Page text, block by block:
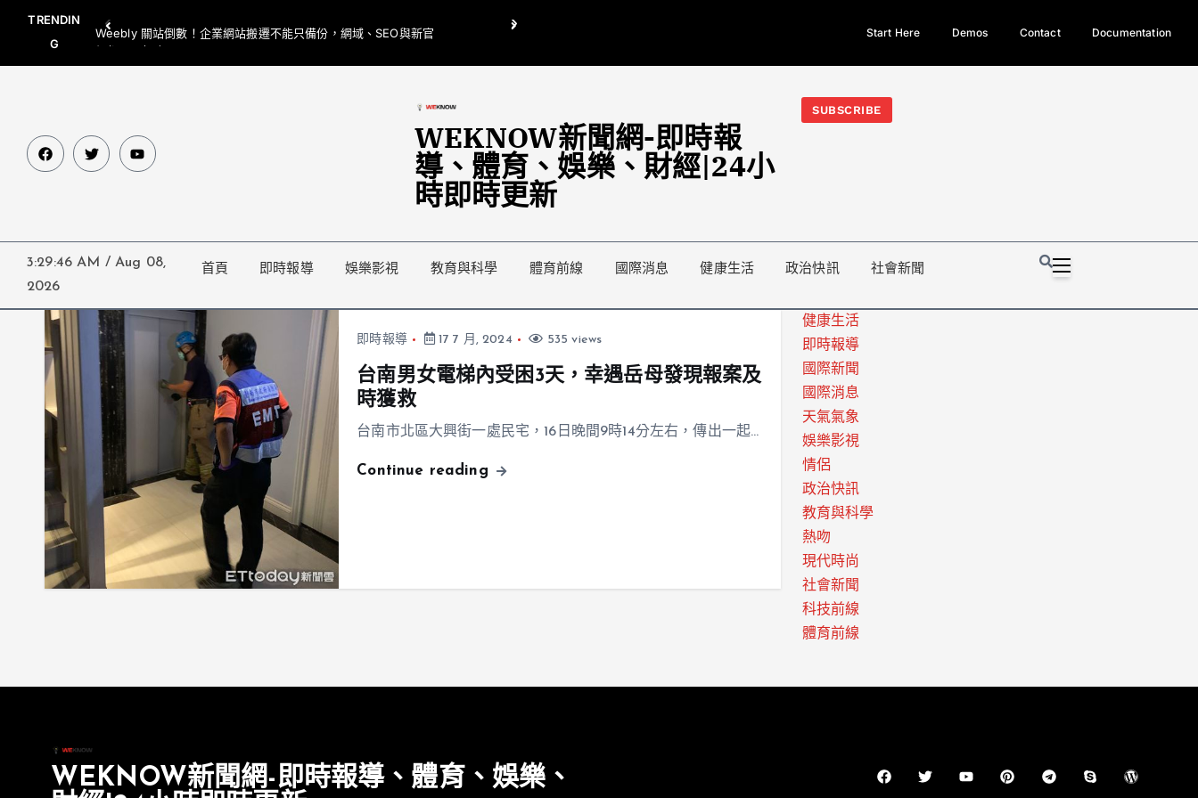
TRENDIN
G
Weebly 關站倒數！企業網站搬遷不能只備份，網域、SEO與新官
網都要一起處理
翁曉玲喊刪陸委會1295萬媒宣費惹議 梁文傑回「只能靠嘴巴」
今日熱門新聞TOP3｜西拉雅族正式成第17個原住民族、立院電競
光電場回
Start Here Demos Contact Documentation
WEKNOW新聞網-即時報
導、體育、娛樂、財經|24小
時即時更新
SUBSCRIBE
3:29:46 AM / Aug 08,
2026
首頁 即時報導 娛樂影視 教育與科學 體育前線 國際消息 健康生活 政治快訊 社會新聞
即時報導 17 7 月, 2024 535 views
台南男女電梯內受困3天，幸遇岳母發現報案及
時獲救
台南市北區大興街一處民宅，16日晚間9時14分左右，傳出一起…
Continue reading
健康生活
即時報導
國際新聞
國際消息
天氣氣象
娛樂影視
情侶
政治快訊
教育與科學
熱吻
現代時尚
社會新聞
科技前線
體育前線
WEKNOW新聞網-即時報導、體育、娛樂、